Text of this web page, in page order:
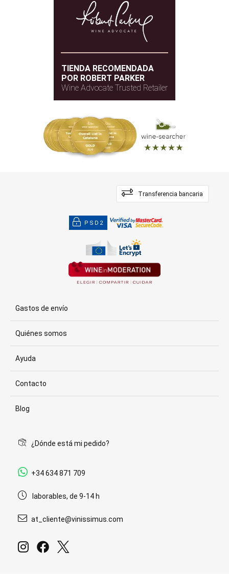
TIENDA RECOMENDADA
POR ROBERT PARKER
Wine Advocate Trusted Retailer
Transferencia bancaria
PSD2
Gastos de envío
Quiénes somos
Ayuda
Contacto
Blog
¿Dónde está mi pedido?
+34 634 871 709
laborables, de 9-14 h
at_cliente@vinissimus.com